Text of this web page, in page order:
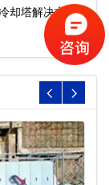
却塔解决方